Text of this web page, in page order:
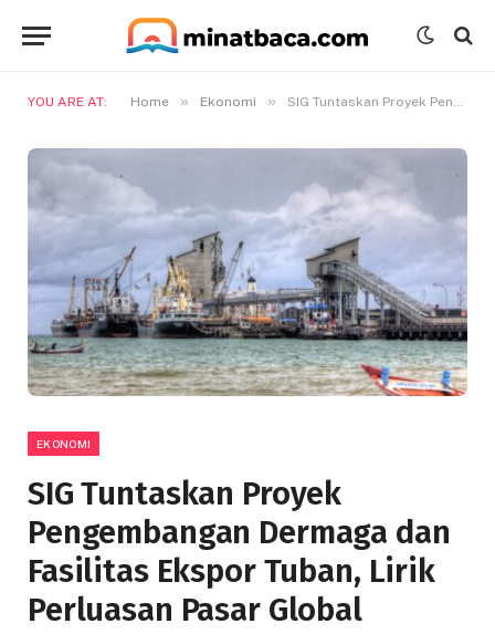
YOU ARE AT: Home » Ekonomi » SIG Tuntaskan Proyek Pengembangan Dermaga dan Fasilitas Ekspor Tuban, Lirik Perluasan Pasar Global
EKONOMI
SIG Tuntaskan Proyek
Pengembangan Dermaga dan
Fasilitas Ekspor Tuban, Lirik
Perluasan Pasar Global